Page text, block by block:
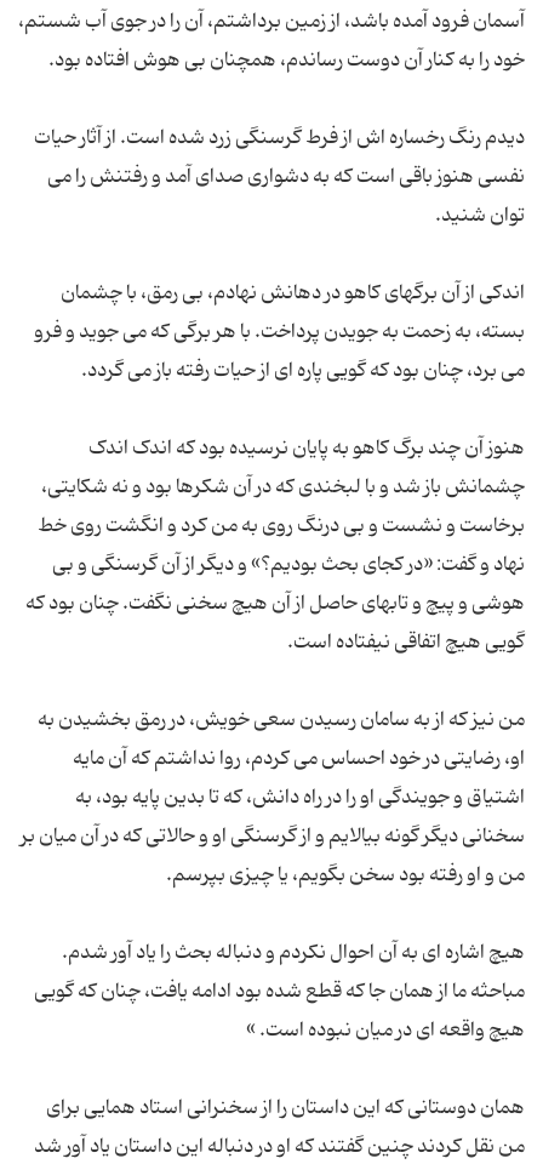
آسمان فرود آمده باشد، از زمین برداشتم، آن را در جوی آب شستم،
دیدم رنگ رخساره اش از فرط گرسنگی زرد شده است. از آثار حیات
نفسی هنوز باقی است که به دشواری صدای آمد و رفتنش را می
اندکی از آن برگهای کاهو در دهانش نهادم، بی رمق، با چشمان
بسته، به زحمت به جویدن پرداخت. با هر برگی که می جوید و فرو
هنوز آن چند برگ کاهو به پایان نرسیده بود که اندک اندک
چشمانش باز شد و با لبخندی که در آن شکرها بود و نه شکایتی،
برخاست و نشست و بی درنگ روی به من کرد و انگشت روی خط
نهاد و گفت: «در کجای بحث بودیم؟» و دیگر از آن گرسنگی و بی
هوشی و پیچ و تابهای حاصل از آن هیچ سخنی نگفت. چنان بود که
من نیز که از به سامان رسیدن سعی خویش، در رمق بخشیدن به
او، رضایتی در خود احساس می کردم، روا نداشتم که آن مایه
اشتیاق و جویندگی او را در راه دانش، که تا بدین پایه بود، به
سخنانی دیگر گونه بیالایم و از گرسنگی او و حالاتی که در آن میان بر
هیچ اشاره ای به آن احوال نکردم و دنباله بحث را یاد آور شدم.
مباحثه ما از همان جا که قطع شده بود ادامه یافت، چنان که گویی
همان دوستانی که این داستان را از سخنرانی استاد همایی برای
من نقل کردند چنین گفتند که او در دنباله این داستان یاد آور شد